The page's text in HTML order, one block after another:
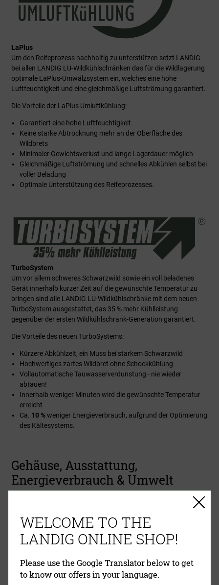
LaPlus
Um den Reifeprozess nachhaltig zu unterstützen setzt LANDIG
bei allen LANDIG LU-Wildkühlschränken das für die Wildlagerung
optimale LaPlus-Umwälzsystem ein, welches eine hohe
Luftfeuchtigkeit und eine gleichmäßige Luftströmung garantiert.
Die Vorteile der LaPlus Umluftkühlung:
Garantiert eine hohe Luftfeuchtigkeit
Keine starke Abtrocknung mehr an der Oberfläche des
Wildbrets
Minimaler Gewichtsverlust und lange Lagerdauer möglich
Gleichmäßige Luftströmung und schnelles Abkühlen selbst bei
voller Beladung
Optimale Unterstützung des Reifeprozesses.
TurboSystem
Um vor allem schweres Schwarzwild sowie ein voll beladenes
Gerät innerhalb kurzer Zeit auf die gewünschte Temperatur zu
bringen sind alle LANDIG LU-Wildkühlschränke mit dem neuen
TurboSystem ausgestattet, das 35 % mehr Kühlleistung
gegenüber der ersten Wildkühlschrank-Generation garantiert.
Die Vorteile des neuen TurboSystems:
Kürzere Abkühlzeit, ein Muss bei starkem Schwarzwild
Hochwertiges zartes Wildbret ohne Schockkühlung
Vollautomatische Tauwasserverdunstung - nie wieder
abtauen!
Innerhalb weniger Minuten wird die gewünschte Temperatur
erreicht
Ca. 10 %weniger Energieverbrauch, aufgrund der Optimierung
des Kältesystems.
Gehäuse, Ausstattung,
Energieverbrauch & Umwelt
WELCOME TO THE
LANDIG ONLINE SHOP!
Please use the Google Translator below to get
to know our offers in your language.